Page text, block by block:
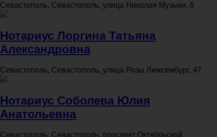
Севастополь, Севастополь, улица Николая Музыки, 6
Нотариус Лоргина Татьяна
Александровна
Севастополь, Севастополь, улица Розы Люксембург, 47
Нотариус Соболева Юлия
Анатольевна
Севастополь, Севастополь, проспект Октябрьской